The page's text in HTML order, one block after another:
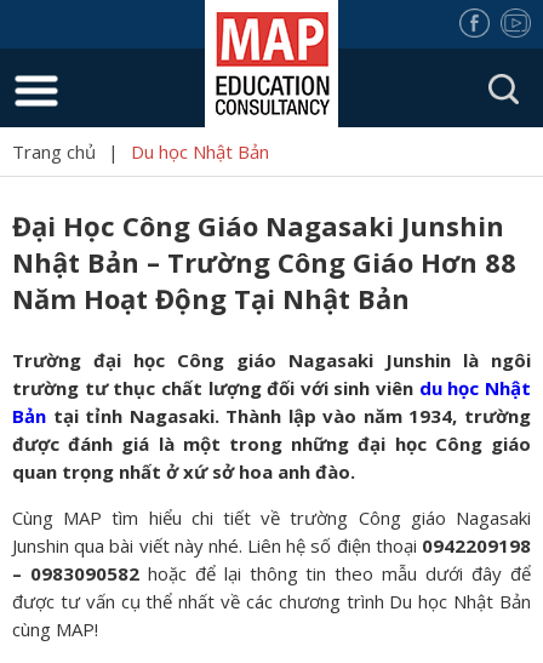
Trang chủ | Du học Nhật Bản
Đại Học Công Giáo Nagasaki Junshin
Nhật Bản – Trường Công Giáo Hơn 88
Năm Hoạt Động Tại Nhật Bản
Trường đại học Công giáo Nagasaki Junshin là ngôi
trường tư thục chất lượng đối với sinh viên du học Nhật
Bản tại tỉnh Nagasaki. Thành lập vào năm 1934, trường
được đánh giá là một trong những đại học Công giáo
quan trọng nhất ở xứ sở hoa anh đào.
Cùng MAP tìm hiểu chi tiết về trường Công giáo Nagasaki
Junshin qua bài viết này nhé. Liên hệ số điện thoại 0942209198
– 0983090582hoặc để lại thông tin theo mẫu dưới đây để
được tư vấn cụ thể nhất về các chương trình Du học Nhật Bản
cùng MAP!